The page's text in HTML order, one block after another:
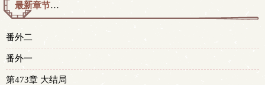
最新章节预览 更新时间：2023-03-30T16:27:58
番外二
番外一
第473章 大结局